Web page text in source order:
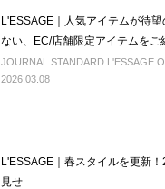
L'ESSAGE｜人気アイテムが待
ない、EC/店舗限定アイテムをご
JOURNAL STANDARD L'ESSAGE
2026.03.08
L'ESSAGE｜春スタイルを更新
見せ